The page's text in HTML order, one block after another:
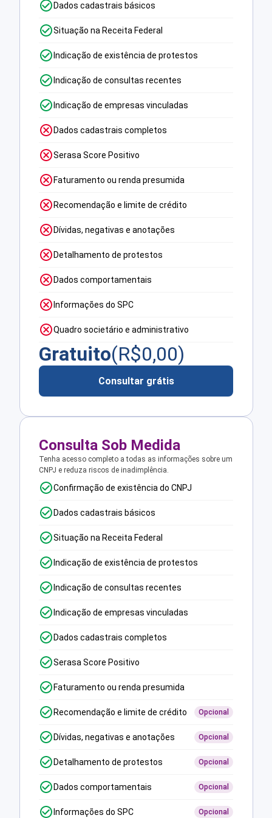
Dados cadastrais básicos
Situação na Receita Federal
Indicação de existência de protestos
Indicação de consultas recentes
Indicação de empresas vinculadas
Dados cadastrais completos
Serasa Score Positivo
Faturamento ou renda presumida
Recomendação e limite de crédito
Dívidas, negativas e anotações
Detalhamento de protestos
Dados comportamentais
Informações do SPC
Quadro societário e administrativo
Gratuito(R$0,00)
Consultar grátis
Consulta Sob Medida
Tenha acesso completo a todas as informações sobre um
CNPJ e reduza riscos de inadimplência.
Confirmação de existência do CNPJ
Dados cadastrais básicos
Situação na Receita Federal
Indicação de existência de protestos
Indicação de consultas recentes
Indicação de empresas vinculadas
Dados cadastrais completos
Serasa Score Positivo
Faturamento ou renda presumida
Recomendação e limite de crédito Opcional
Dívidas, negativas e anotações Opcional
Detalhamento de protestos Opcional
Dados comportamentais Opcional
Informações do SPC Opcional